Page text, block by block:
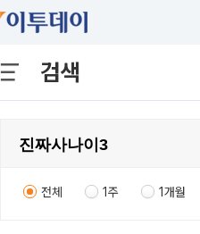
검색
전체 1주 1개월